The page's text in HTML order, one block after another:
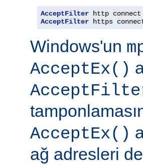
AcceptFilter
AcceptFilter https
Windows'un
AcceptEx()
AcceptEx()
ağ adresleri